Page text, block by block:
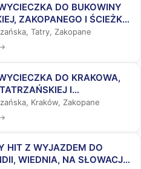
DO BUKOWINY
ZAKOPANEGO I ŚCIEŻKĄ
DRZEW
Tatry, Zakopane
DO KRAKOWA,
I
Kraków, Zakopane
HIT Z WYJAZDEM DO
WIEDNIA, NA SŁOWACJĘ,